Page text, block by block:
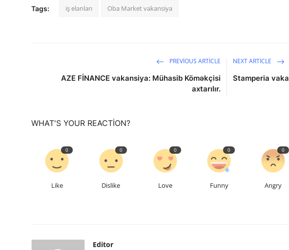
Tags: iş elanları Oba Market vakansiya
PREVIOUS ARTICLE
AZE FİNANCE vakansiya: Mühasib Köməkçisi
axtarılır.
NEXT ARTICLE
Stamperia
WHAT'S YOUR REACTION?
0
Like
0
Dislike
0
Love
0
Funny
0
Angry
Editor